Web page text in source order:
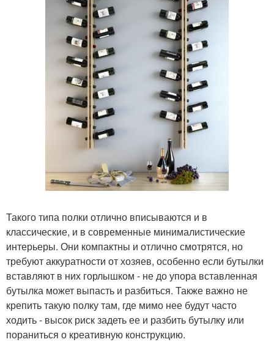
Такого типа полки отлично вписываются и в
классические, и в современные минималистические
интерьеры. Они компактны и отлично смотрятся, но
требуют аккуратности от хозяев, особенно если бутылки
вставляют в них горлышком - не до упора вставленная
бутылка может выпасть и разбиться. Также важно не
крепить такую полку там, где мимо нее будут часто
ходить - высок риск задеть ее и разбить бутылку или
пораниться о креативную конструкцию.